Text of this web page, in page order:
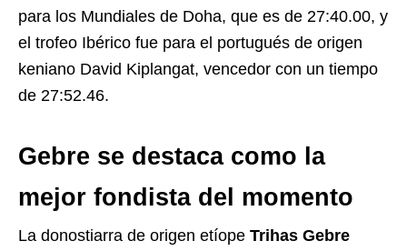
para los Mundiales de Doha, que es de 27:40.00, y
el trofeo Ibérico fue para el portugués de origen
keniano David Kiplangat, vencedor con un tiempo
de 27:52.46.
Gebre se destaca como la
mejor fondista del momento
La donostiarra de origen etíope Trihas Gebre